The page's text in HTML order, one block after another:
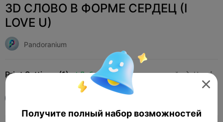
3D СЛОВО В ФОРМЕ СЕРДЕЦ (I
LOVE U)
Pandoranium
Print Settings (1) Добавить Искусство и дизайн  Цифровое искусство 

Получите полный набор возможностей